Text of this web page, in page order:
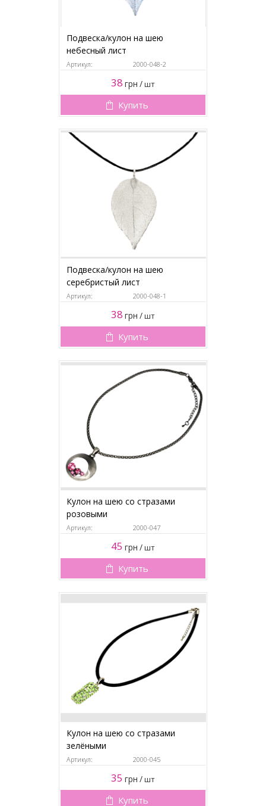
Подвеска/кулон на шею
небесный лист
Артикул: 2000-048-2
38 грн /шт
Купить
Подвеска/кулон на шею
серебристый лист
Артикул: 2000-048-1
38 грн /шт
Купить
Кулон на шею со стразами
розовыми
Артикул: 2000-047
45 грн /шт
Купить
Кулон на шею со стразами
зелёными
Артикул: 2000-045
35 грн /шт
Купить